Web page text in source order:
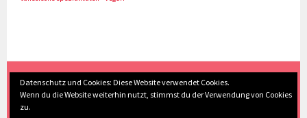
(c) Eva Seyberth|Home|Impressum/Datenschutz
Inhaltsverzeichnis|Kontakt|Nach Oben
Datenschutz und Cookies: Diese Website verwendet Cookies.
Wenn du die Website weiterhin nutzt, stimmst du der Verwendung von Cookies
zu.